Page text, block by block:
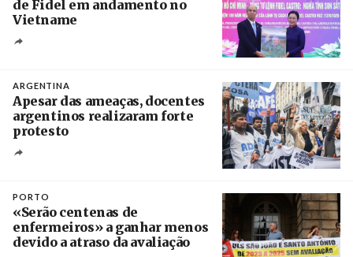
de Fidel em andamento no
Vietname
ARGENTINA
Apesar das ameaças, docentes
argentinos realizaram forte
protesto
PORTO
«Serão centenas de
enfermeiros» a ganhar menos
devido a atraso da avaliação